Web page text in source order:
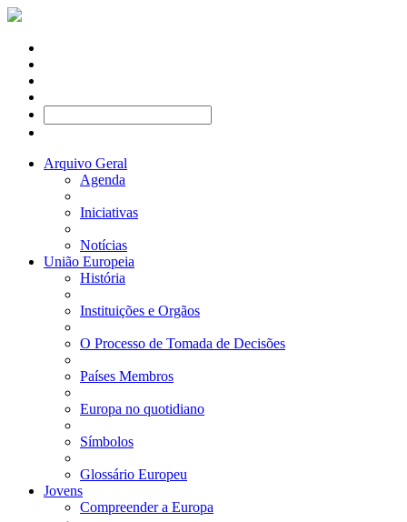
Arquivo Geral
Agenda
Iniciativas
Notícias
União Europeia
História
Instituições e Orgãos
O Processo de Tomada de Decisões
Países Membros
Europa no quotidiano
Símbolos
Glossário Europeu
Jovens
Compreender a Europa